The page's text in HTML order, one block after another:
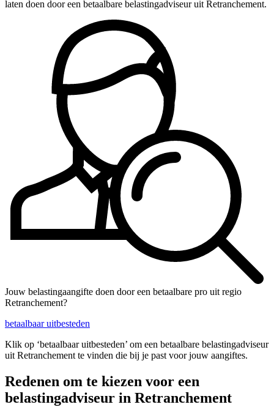
laten doen door een betaalbare belastingadviseur uit Retranchement.
Jouw belastingaangifte doen door een betaalbare pro uit regio
Retranchement?
betaalbaar uitbesteden
Klik op ‘betaalbaar uitbesteden’ om een betaalbare belastingadviseur
uit Retranchement te vinden die bij je past voor jouw aangiftes.
Redenen om te kiezen voor een
belastingadviseur in Retranchement